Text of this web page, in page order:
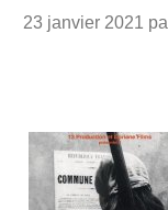
23 janvier 2021